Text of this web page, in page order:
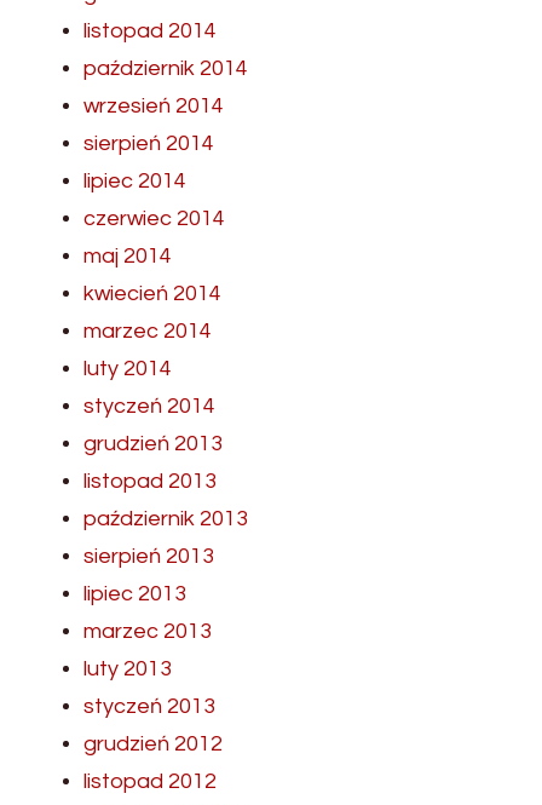
listopad 2014
październik 2014
wrzesień 2014
sierpień 2014
lipiec 2014
czerwiec 2014
maj 2014
kwiecień 2014
marzec 2014
luty 2014
styczeń 2014
grudzień 2013
listopad 2013
październik 2013
sierpień 2013
lipiec 2013
marzec 2013
luty 2013
styczeń 2013
grudzień 2012
listopad 2012